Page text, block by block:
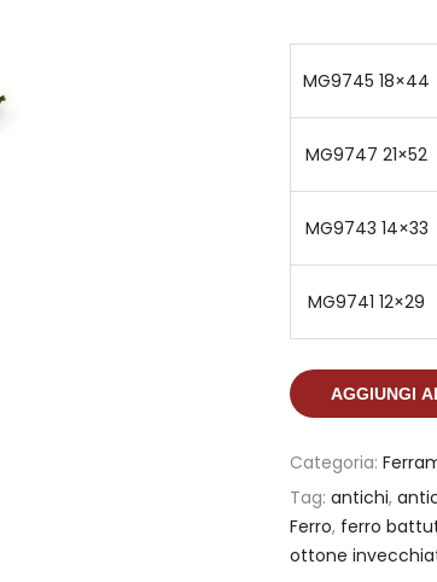
MG9745 18×44
MG9747 21×52
MG9743 14×33
MG9741 12×29
AGGIUNGI
Categoria:
Tag: antichi,
Ferro, ferro
ottone